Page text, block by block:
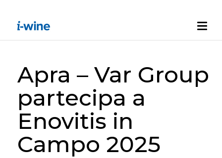
Apra – Var Group
partecipa a
Enovitis in
Campo 2025